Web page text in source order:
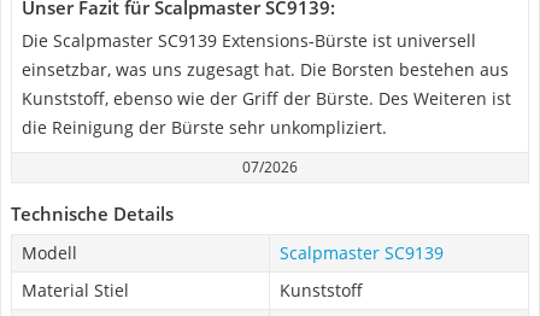
Unser Fazit für Scalpmaster SC9139:
Die Scalpmaster SC9139 Extensions-Bürste ist universell
einsetzbar, was uns zugesagt hat. Die Borsten bestehen aus
Kunststoff, ebenso wie der Griff der Bürste. Des Weiteren ist
die Reinigung der Bürste sehr unkompliziert.
07/2026
Technische Details
Modell
Scalpmaster SC9139
Material Stiel
Kunststoff